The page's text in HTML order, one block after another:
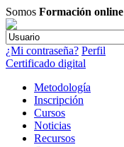
Somos Formación online
¿Mi contraseña? Perfil
Certificado digital
Metodología
Inscripción
Cursos
Noticias
Recursos